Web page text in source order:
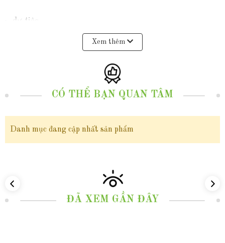
dự tiệc
Bộ trang sức ngọc trai tím
BTSNT07 có gì đặc biệt
Xem thêm
CÓ THỂ BẠN QUAN TÂM
Danh mục đang cập nhất sản phẩm
ĐÃ XEM GẦN ĐÂY